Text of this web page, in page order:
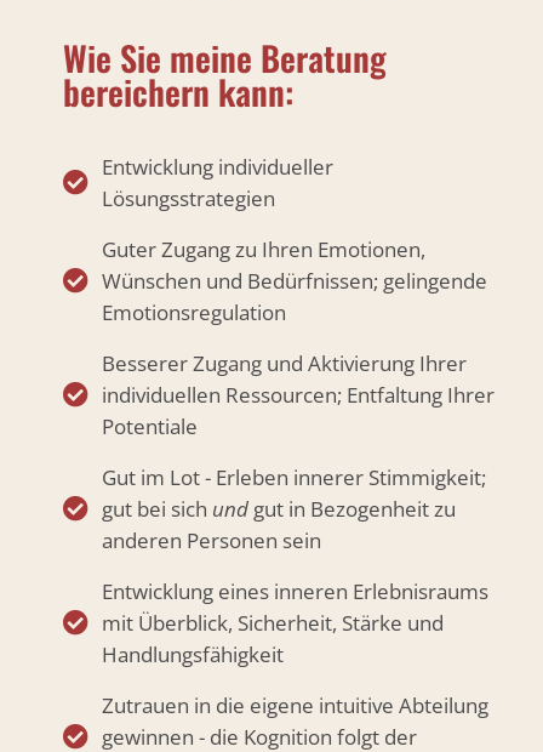
Wie Sie meine Beratung
bereichern kann:
Entwicklung individueller
Lösungsstrategien
Guter Zugang zu Ihren Emotionen,
Wünschen und Bedürfnissen; gelingende
Emotionsregulation
Besserer Zugang und Aktivierung Ihrer
individuellen Ressourcen; Entfaltung Ihrer
Potentiale
Gut im Lot - Erleben innerer Stimmigkeit;
gut bei sich undgut in Bezogenheit zu
anderen Personen sein
Entwicklung eines inneren Erlebnisraums
mit Überblick, Sicherheit, Stärke und
Handlungsfähigkeit
Zutrauen in die eigene intuitive Abteilung
gewinnen - die Kognition folgt der